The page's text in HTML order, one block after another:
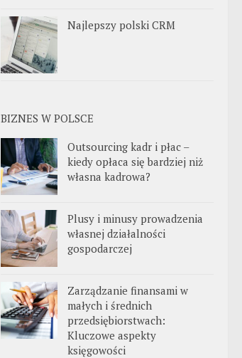
Najlepszy polski CRM
BIZNES W POLSCE
Outsourcing kadr i płac –
kiedy opłaca się bardziej niż
własna kadrowa?
Plusy i minusy prowadzenia
własnej działalności
gospodarczej
Zarządzanie finansami w
małych i średnich
przedsiębiorstwach:
Kluczowe aspekty
księgowości